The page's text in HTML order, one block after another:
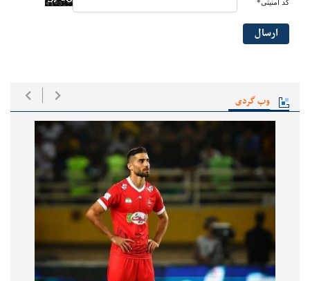
وب گردی
کد امنیتی*
ارسال